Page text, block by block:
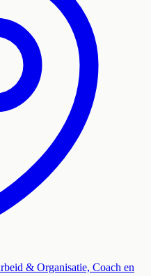
& Organisatie, Coach en